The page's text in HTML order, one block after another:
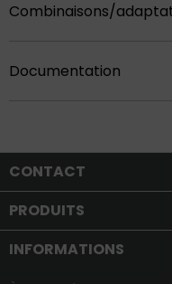
Combinaisons/
Documentation
CONTACT
PRODUITS
INFORMATIONS